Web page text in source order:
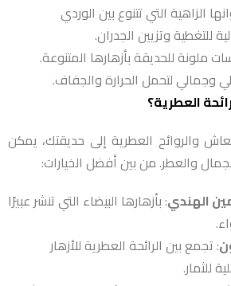
الزاهية التي تتنوع بين الوردي
للتغطية وتزيين الجدران.
ملونة للحديقة بأزهارها المتنوعة.
وجمالي لتحمل الحرارة والجفاف.
العطرية؟
والروائح العطرية إلى حديقتك، يمكن
والعطر. من بين أفضل الخيارات:
الهندي: بأزهارها البيضاء التي تنشر عبيرًا
: تجمع بين الرائحة العطرية للأزهار
للثمار.